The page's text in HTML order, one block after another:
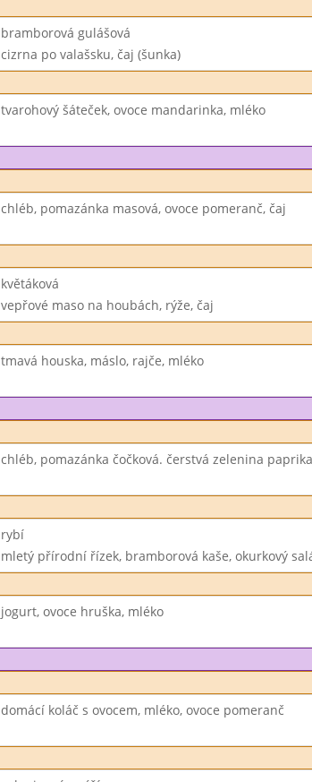
bramborová gulášová
cizrna po valašsku, čaj (šunka)
tvarohový šáteček, ovoce mandarinka, mléko
chléb, pomazánka masová, ovoce pomeranč, čaj
květáková
vepřové maso na houbách, rýže, čaj
tmavá houska, máslo, rajče, mléko
chléb, pomazánka čočková. čerstvá zelenina
rybí
mletý přírodní řízek, bramborová kaše, okurkový
jogurt, ovoce hruška, mléko
domácí koláč s ovocem, mléko, ovoce pomeranč